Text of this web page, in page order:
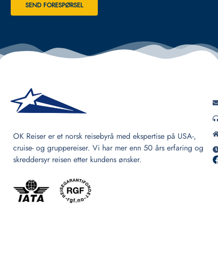
SEND FORESPØRSEL
OK Reiser er et norsk reisebyrå med ekspertise på USA-,
cruise- og gruppereiser. Vi har mer enn 50 års erfaring og
skreddersyr reisen etter kundens ønsker.